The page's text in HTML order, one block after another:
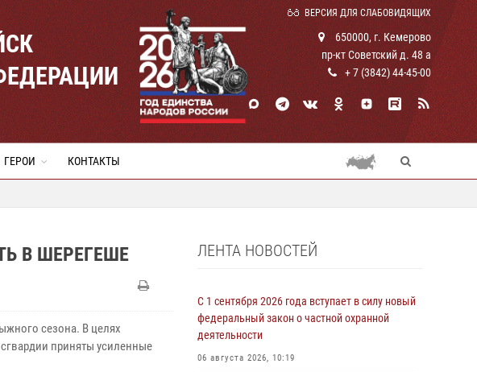
ВЕРСИЯ ДЛЯ СЛАБОВИДЯЩИХ
650000, г. Кемерово
пр-кт Советский д. 48 а
+ 7 (3842) 44-45-00
ГЕРОИ КОНТАКТЫ
В ШЕРЕГЕШЕ
сезона. В целях
приняты усиленные
ЛЕНТА НОВОСТЕЙ
С 1 сентября 2026 года вступает в силу новый
федеральный закон о частной охранной
деятельности
06 августа 2026, 10:19